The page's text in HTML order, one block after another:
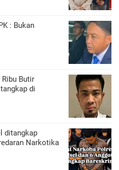
: Bukan
Butir
di
ditangkap
Narkotika